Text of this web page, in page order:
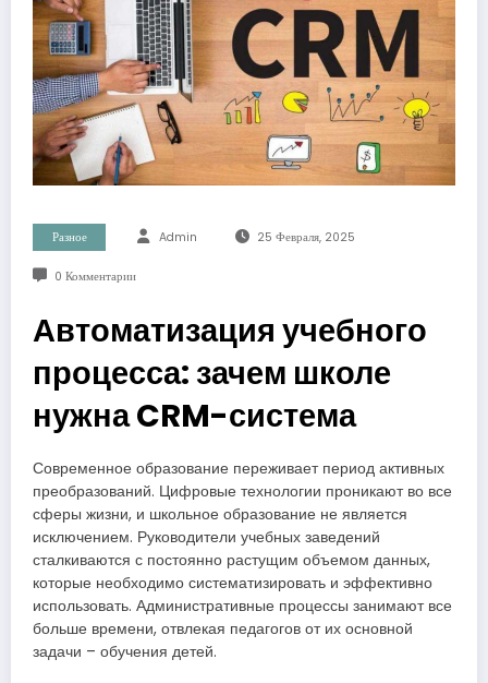
Разное Admin 25 Февраля, 2025
0 Комментарии
Автоматизация учебного
процесса: зачем школе
нужна CRM-система
Современное образование переживает период активных
преобразований. Цифровые технологии проникают во все
сферы жизни, и школьное образование не является
исключением. Руководители учебных заведений
сталкиваются с постоянно растущим объемом данных,
которые необходимо систематизировать и эффективно
использовать. Административные процессы занимают все
больше времени, отвлекая педагогов от их основной
задачи – обучения детей.